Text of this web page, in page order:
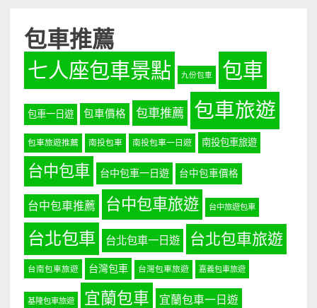
包車推薦
七人座包車景點 九份包車 包車
包車一日遊 包車價格 包車推薦 包車旅遊
包車旅遊推薦 南投包車 南投包車一日遊 南投包車旅遊
台中包車 台中包車一日遊 台中包車價格
台中包車推薦 台中包車旅遊 台中旅遊包車
台北包車 台北包車一日遊 台北包車旅遊
台南包車旅遊 台灣包車 台灣包車旅遊 嘉義包車旅遊
基隆包車旅遊 宜蘭包車 宜蘭包車一日遊